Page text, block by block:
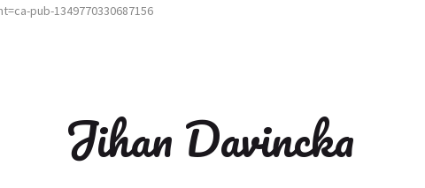
pub-1349770330687156
Jihan Davincka